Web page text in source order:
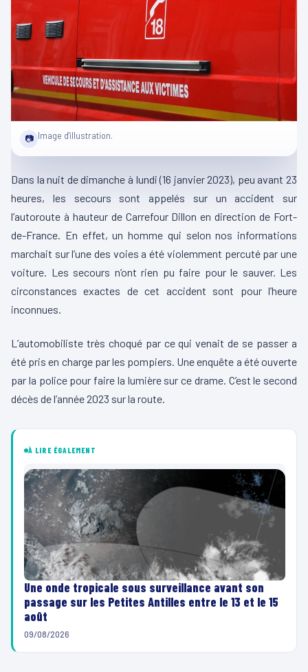
📷 Image d'illustration.
Dans la nuit de dimanche à lundi (16 janvier 2023), peu avant 23
heures, les secours sont appelés sur un accident sur
l’autoroute à hauteur de Carrefour Dillon en direction de Fort-
de-France. En effet, un homme qui selon nos informations
marchait sur l’une des voies a été violemment percuté par une
voiture. Les secours n’ont rien pu faire pour le sauver. Les
circonstances exactes de cet accident sont pour l’heure
inconnues.
L’automobiliste très choqué par ce qui venait de se passer a
été pris en charge par les pompiers. Une enquête a été ouverte
par la police pour faire la lumière sur ce drame. C’est le second
décès de l’année 2023 sur la route.
À LIRE ÉGALEMENT
Une onde tropicale sous surveillance avant son
passage sur les Petites Antilles entre le 13 et le 15
août
09/08/2026